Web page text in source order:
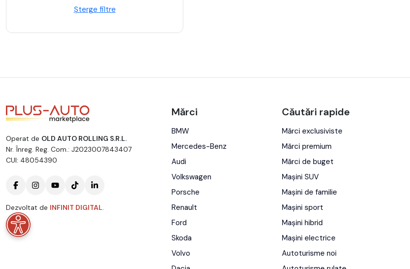
Șterge filtre
Operat de OLD AUTO ROLLING S.R.L.
Nr. Înreg. Reg. Com.: J2023007843407
CUI: 48054390
Dezvoltat de INFINIT DIGITAL.
Mărci
BMW
Mercedes-Benz
Audi
Volkswagen
Porsche
Renault
Ford
Skoda
Volvo
Căutări rapide
Mărci exclusiviste
Mărci premium
Mărci de buget
Mașini SUV
Mașini de familie
Mașini sport
Mașini hibrid
Mașini electrice
Autoturisme noi